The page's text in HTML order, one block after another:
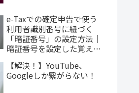
e-Taxでの確定申告で使う
利用者識別番号に紐づく
「暗証番号」の設定方法｜
暗証番号を設定した覚えが
【解決！】YouTube、
Googleしか繋がらない！